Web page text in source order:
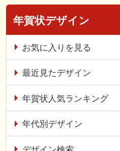
年賀状デザイン
お気に入りを見る
最近見たデザイン
年賀状人気ランキング
年代別デザイン